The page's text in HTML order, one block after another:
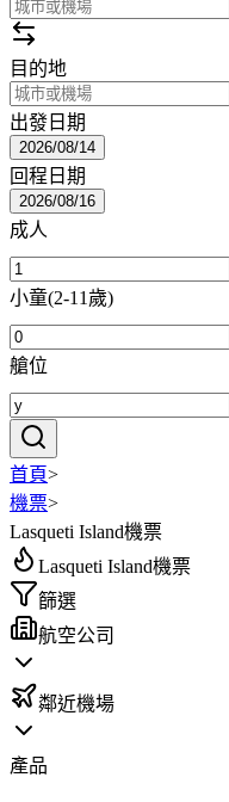
目的地
出發日期
2026/08/14
回程日期
2026/08/16
成人
小童(2-11歲)
艙位
首頁>
機票>
Lasqueti Island機票
Lasqueti Island機票
篩選
航空公司
鄰近機場
產品